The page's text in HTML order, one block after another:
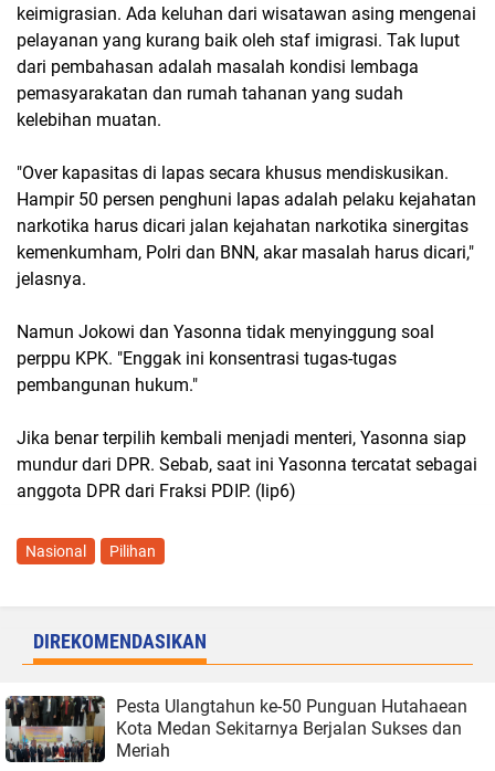
keimigrasian. Ada keluhan dari wisatawan asing mengenai
pelayanan yang kurang baik oleh staf imigrasi. Tak luput
dari pembahasan adalah masalah kondisi lembaga
pemasyarakatan dan rumah tahanan yang sudah
kelebihan muatan.
"Over kapasitas di lapas secara khusus mendiskusikan.
Hampir 50 persen penghuni lapas adalah pelaku kejahatan
narkotika harus dicari jalan kejahatan narkotika sinergitas
kemenkumham, Polri dan BNN, akar masalah harus dicari,"
jelasnya.
Namun Jokowi dan Yasonna tidak menyinggung soal
perppu KPK. "Enggak ini konsentrasi tugas-tugas
pembangunan hukum."
Jika benar terpilih kembali menjadi menteri, Yasonna siap
mundur dari DPR. Sebab, saat ini Yasonna tercatat sebagai
anggota DPR dari Fraksi PDIP. (lip6)
Nasional Pilihan
DIREKOMENDASIKAN
Pesta Ulangtahun ke-50 Punguan Hutahaean
Kota Medan Sekitarnya Berjalan Sukses dan
Meriah